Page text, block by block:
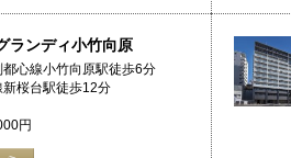
ランディ小竹向原
心線小竹向原駅徒歩6分
桜台駅徒歩12分
円